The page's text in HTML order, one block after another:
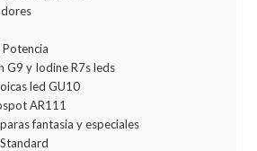
G9 y Iodine R7s leds
led GU10
AR111
fantasia y especiales